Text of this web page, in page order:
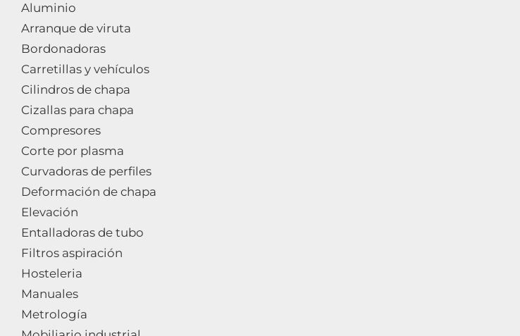
Aluminio
Arranque de viruta
Bordonadoras
Carretillas y vehículos
Cilindros de chapa
Cizallas para chapa
Compresores
Corte por plasma
Curvadoras de perfiles
Deformación de chapa
Elevación
Entalladoras de tubo
Filtros aspiración
Hosteleria
Manuales
Metrología